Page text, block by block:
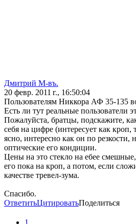
Дмитрий М-въ.
20 февр. 2011 г., 16:50:04
Пользователям Никкора АФ 35-135
Есть ли тут реальные пользователи
Пожалуйста, братцы, подскажите,
себя на цифре (интересует как
ясно, интересно как он по резкости,
оптические его кондиции.
Цены на это стекло на ебее
его пока на кроп, а потом, если
качестве тревел-зума.
Спасибо.
ОтветитьЦитироватьПоделиться